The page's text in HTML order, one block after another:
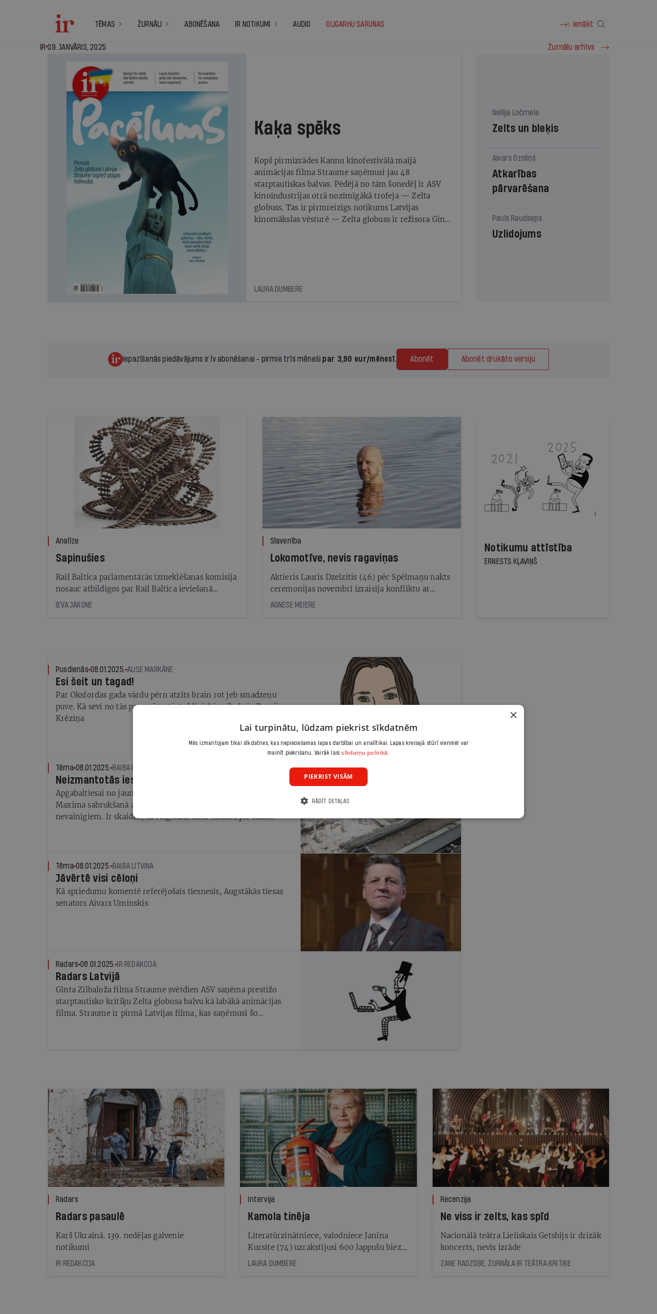
TĒMAS ŽURNĀLI ABONĒŠANA IR NOTIKUMI AUDIO OLIGARHU SARUNAS Ienākt
IR - 09. janvāris, 2025
IR 09. JANVĀRIS, 2025 Žurnālu arhīvs
Kaķa spēks
Kopš pirmizrādes Kannu kinofestivālā maijā
animācijas filma Straume saņēmusi jau 48
starptautiskas balvas. Pēdējā no tām šonedēļ ir ASV
kinoindustrijas otrā nozīmīgākā trofeja — Zelta
globuss. Tas ir pirmreizīgs notikums Latvijas
kinomākslas vēsturē — Zelta globuss ir režisora Ginta
LAURA DUMBERE
Nellija Ločmele
Zelts un bleķis
Aivars Ozoliņš
Atkarības
pārvarēšana
Pauls Raudseps
Uzlidojums
Iepazīšanās piedāvājums ir.lv abonēšanai - pirmie trīs mēneši par 3,90 eur/mēnesī. Abonēt Abonēt drukāto versiju
Analīze
Sapinušies
Rail Baltica parlamentārās izmeklēšanas komisija
nosauc atbildīgos par Rail Baltica ieviešanā
pieļautajām kļūdām
IEVA JAKONE
Slavenība
Lokomotīve, nevis ragaviņas
Aktieris Lauris Dzelzītis (46) pēc Spēlmaņu nakts
ceremonijas novembrī izraisīja konfliktu ar
diviem kolēģiem un sagrieza kājām gaisā visu
AGNESE MEIERE
Notikumu attīstība
ERNESTS KĻAVIŅŠ
Pusdienās 08.01.2025. ALISE MARKĀNE
Esi šeit un tagad!
Par Oksfordas gada vārdu pērn atzīts brain rot jeb smadzeņu
puve. Kā sevi no tās pasargāt, stāsta klīniskā psiholoģe Romija
Krēziņa
Tēma 08.01.2025. BAIBA LITVINA
Neizmantotās iespējas
Apgabaltiesai no jauna būs jāvērtē piecu Zolitūdes veikala
Maxima sabrukšanā apsūdzēto atbildība. Pārējie četri atzīti par
nevainīgiem. Ir skaidro, kā Augstākā tiesa nonāca pie šāda
Tēma 08.01.2025. BAIBA LITVINA
Jāvērtē visi cēloņi
Kā spriedumu komentē referējošais tiesnesis, Augstākās tiesas
senators Aivars Uminskis
Radars 08.01.2025. IR REDAKCIJA
Radars Latvijā
Ginta Zilbaloža filma Straume svētdien ASV saņēma prestižo
starptautisko kritiķu Zelta globusa balvu kā labākā animācijas
filma. Straume ir pirmā Latvijas filma, kas saņēmusi šo
Radars
Radars pasaulē
Karš Ukrainā. 139. nedēļas galvenie
notikumi
IR REDAKCIJA
Intervija
Kamola tinēja
Literatūrzinātniece, valodniece Janīna
Kursīte (74) uzrakstījusi 600 lappušu biezu
pētījumu par latvisko identitāti un
LAURA DUMBERE
Recenzija
Ne viss ir zelts, kas spīd
Nacionālā teātra Lieliskais Getsbijs ir drīzāk
koncerts, nevis izrāde
ZANE RADZOBE, ŽURNĀLA IR TEĀTRA KRITIĶE
×
Lai turpinātu, lūdzam piekrist sīkdatnēm
Mēs izmantojam tikai sīkdatnes, kas nepieciešamas lapas darbībai un analītikai. Lapas kreisajā stūrī vienmēr var
mainīt piekrišanu. Vairāk lasisīkdatņu politikā.
PIEKRIST VISĀM
RĀDĪT DETAĻAS